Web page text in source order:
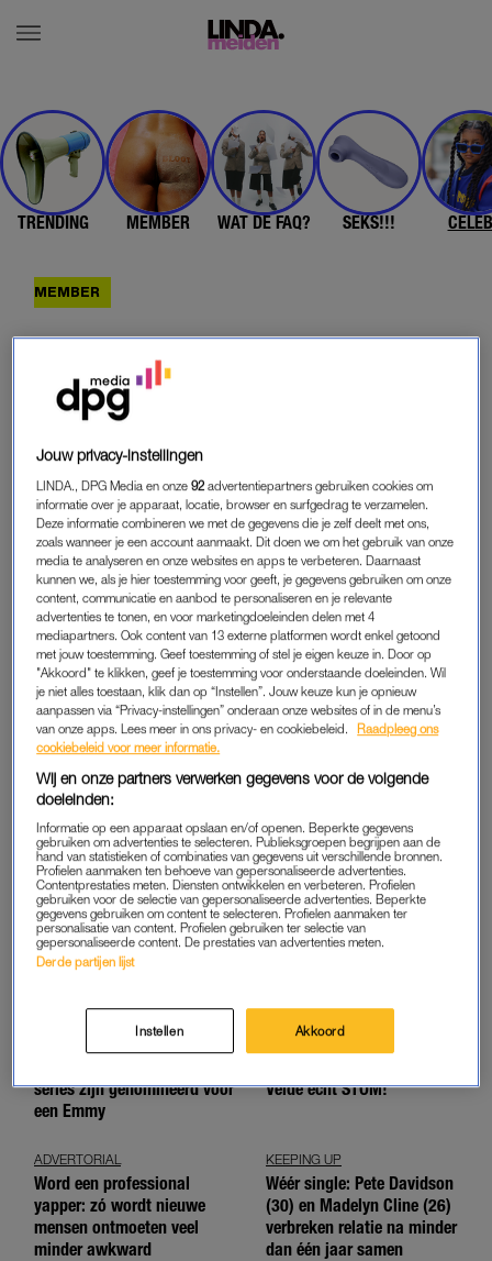
TRENDING MEMBER WAT DE FAQ? SEKS!!!
CELEBS
SOPHIE: 'ANDERS KOM JE NAAST ONS ZITTEN ALS WE
OEFENEN MET BABY’S MAKEN'
KEEPING UP
Kim Kardashian onthult dat
zoontje huidziekte vitiligo
overgedragen'
Zet déze datum 'Please
Please Please' in je agenda,
komt naar Nederland
WIL JE ZIEN
Tatum Dagelet blikt samen
met Saskia Weerstand terug
op 'Brutale Meiden': 'Mensen
beledigen was niet leuk
MOET JE EVEN ZIEN
Bram Krikke gaat op één
knie voor zijn Robin en: 'She
said yes'
series zijn genomineerd voor
een Emmy
Velde echt STOM!
ADVERTORIAL
Word een professional
yapper: zó wordt nieuwe
mensen ontmoeten veel
minder awkward
KEEPING UP
Wéér single: Pete Davidson
(30) en Madelyn Cline (26)
verbreken relatie na minder
dan één jaar samen
Jouw privacy-instellingen
LINDA., DPG Media en onze92 advertentiepartners gebruiken cookies om
informatie over je apparaat, locatie, browser en surfgedrag te verzamelen.
Deze informatie combineren we met de gegevens die je zelf deelt met ons,
zoals wanneer je een account aanmaakt. Dit doen we om het gebruik van onze
media te analyseren en onze websites en apps te verbeteren. Daarnaast
kunnen we, als je hier toestemming voor geeft, je gegevens gebruiken om onze
content, communicatie en aanbod te personaliseren en je relevante
advertenties te tonen, en voor marketingdoeleinden delen met 4
mediapartners. Ook content van 13 externe platformen wordt enkel getoond
met jouw toestemming. Geef toestemming of stel je eigen keuze in. Door op
"Akkoord" te klikken, geef je toestemming voor onderstaande doeleinden. Wil
je niet alles toestaan, klik dan op “Instellen”. Jouw keuze kun je opnieuw
aanpassen via “Privacy-instellingen” onderaan onze websites of in de menu’s
van onze apps. Lees meer in ons privacy- en cookiebeleid.
Raadpleeg ons
cookiebeleid voor meer informatie.
Wij en onze partners verwerken gegevens voor de volgende
doeleinden:
Informatie op een apparaat opslaan en/of openen. Beperkte gegevens
gebruiken om advertenties te selecteren. Publieksgroepen begrijpen aan de
hand van statistieken of combinaties van gegevens uit verschillende bronnen.
Profielen aanmaken ten behoeve van gepersonaliseerde advertenties.
Contentprestaties meten. Diensten ontwikkelen en verbeteren. Profielen
gebruiken voor de selectie van gepersonaliseerde advertenties. Beperkte
gegevens gebruiken om content te selecteren. Profielen aanmaken ter
personalisatie van content. Profielen gebruiken ter selectie van
gepersonaliseerde content. De prestaties van advertenties meten.
Derde partijen lijst
Instellen Akkoord